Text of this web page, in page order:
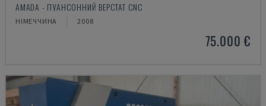
AMADA - ПУАНСОННИЙ ВЕРСТАТ CNC
НІМЕЧЧИНА 2008
75.000 €